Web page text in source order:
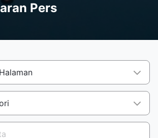
Pers